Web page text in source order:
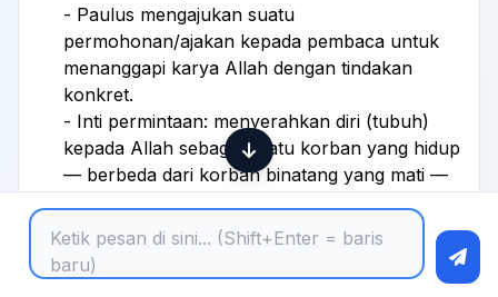
- Paulus mengajukan suatu
permohonan/ajakan kepada pembaca untuk
menanggapi karya Allah dengan tindakan
konkret.
- Inti permintaan: menyerahkan diri (tubuh)
kepada Allah sebagai suatu korban yang hidup
— berbeda dari korban binatang yang mati —
kepada-Nya.
- Paulus menyebut tindakan itu sebagai bentuk
ibadah/ibadat yang rasional atau spiritual